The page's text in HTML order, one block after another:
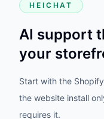
HEICHAT
AI support
your
Start with the
the website install
requires it.